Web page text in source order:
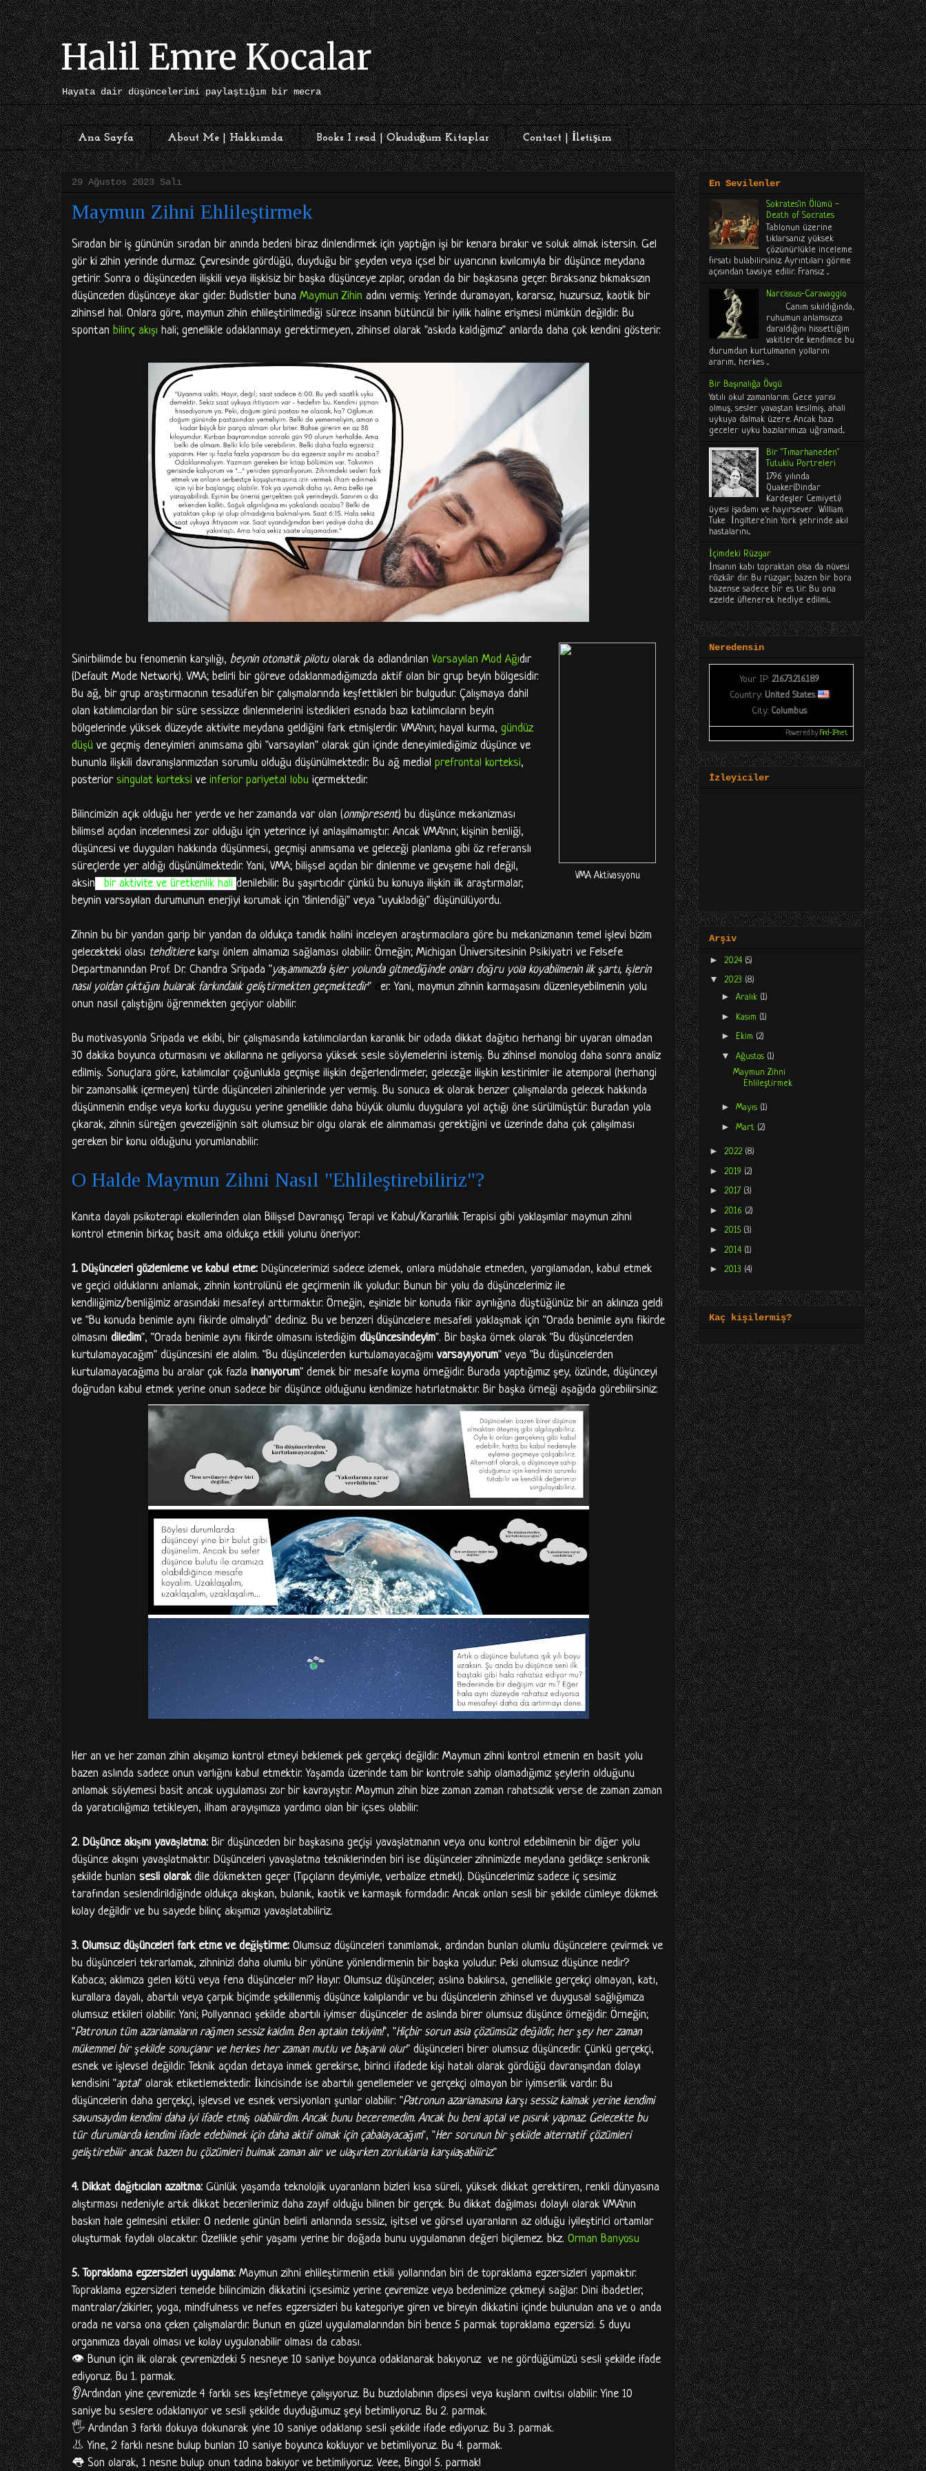
Halil Emre Kocalar
Hayata dair düşüncelerimi paylaştığım bir mecra
Ana Sayfa About Me | Hakkımda Books I read | Okuduğum Kitaplar Contact | İletişim
29 Ağustos 2023 Salı
Maymun Zihni Ehlileştirmek
Sıradan bir iş gününün sıradan bir anında bedeni biraz dinlendirmek için yaptığın işi bir kenara bırakır ve soluk almak istersin. Gel
gör ki zihin yerinde durmaz. Çevresinde gördüğü, duyduğu bir şeyden veya içsel bir uyarıcının kıvılcımıyla bir düşünce meydana
getirir. Sonra o düşünceden ilişkili veya ilişkisiz bir başka düşünceye zıplar, oradan da bir başkasına geçer. Bıraksanız bıkmaksızın
düşünceden düşünceye akar gider. Budistler buna Maymun Zihin adını vermiş: Yerinde duramayan, kararsız, huzursuz, kaotik bir
zihinsel hal. Onlara göre, maymun zihin ehlileştirilmediği sürece insanın bütüncül bir iyilik haline erişmesi mümkün değildir. Bu
spontan bilinç akışı hali; genellikle odaklanmayı gerektirmeyen, zihinsel olarak "askıda kaldığımız" anlarda daha çok kendini gösterir.
VMA Aktivasyonu
Sinirbilimde bu fenomenin karşılığı, beynin otomatik pilotuolarak da adlandırılan Varsayılan Mod Ağıdır
(Default Mode Network). VMA; belirli bir göreve odaklanmadığımızda aktif olan bir grup beyin bölgesidir.
Bu ağ, bir grup araştırmacının tesadüfen bir çalışmalarında keşfettikleri bir bulgudur. Çalışmaya dahil
olan katılımcılardan bir süre sessizce dinlenmelerini istedikleri esnada bazı katılımcıların beyin
bölgelerinde yüksek düzeyde aktivite meydana geldiğini fark etmişlerdir. VMA'nın; hayal kurma, gündüz
düşü ve geçmiş deneyimleri anımsama gibi "varsayılan" olarak gün içinde deneyimlediğimiz düşünce ve
bununla ilişkili davranışlarımızdan sorumlu olduğu düşünülmektedir. Bu ağ medial prefrontal korteksi,
posterior singulat korteksi ve inferior pariyetal lobu içermektedir.
Bilincimizin açık olduğu her yerde ve her zamanda var olan (onmipresent) bu düşünce mekanizması
bilimsel açıdan incelenmesi zor olduğu için yeterince iyi anlaşılmamıştır. Ancak VMA'nın; kişinin benliği,
düşüncesi ve duyguları hakkında düşünmesi, geçmişi anımsama ve geleceği planlama gibi öz referanslı
süreçlerde yer aldığı düşünülmektedir. Yani, VMA; bilişsel açıdan bir dinlenme ve gevşeme hali değil,
aksin
bir aktivite ve üretkenlik hali denilebilir. Bu şaşırtıcıdır çünkü bu konuya ilişkin ilk araştırmalar,
beynin varsayılan durumunun enerjiyi korumak için "dinlendiği" veya "uyukladığı" düşünülüyordu.
Zihnin bu bir yandan garip bir yandan da oldukça tanıdık halini inceleyen araştırmacılara göre bu mekanizmanın temel işlevi bizim
gelecekteki olası tehditlere karşı önlem almamızı sağlaması olabilir. Örneğin; Michigan Üniversitesinin Psikiyatri ve Felsefe
Departmanından Prof. Dr. Chandra Sripada "yaşamımızda işler yolunda gitmediğinde onları doğru yola koyabilmenin ilk şartı, işlerin
nasıl yoldan çıktığını bularak farkındalık geliştirmekten geçmektedir" er. Yani, maymun zihnin karmaşasını düzenleyebilmenin yolu
onun nasıl çalıştığını öğrenmekten geçiyor olabilir.
Bu motivasyonla Sripada ve ekibi, bir çalışmasında katılımcılardan karanlık bir odada dikkat dağıtıcı herhangi bir uyaran olmadan
30 dakika boyunca oturmasını ve akıllarına ne geliyorsa yüksek sesle söylemelerini istemiş. Bu zihinsel monolog daha sonra analiz
edilmiş. Sonuçlara göre, katılımcılar çoğunlukla geçmişe ilişkin değerlendirmeler, geleceğe ilişkin kestirimler ile atemporal (herhangi
bir zamansallık içermeyen) türde düşünceleri zihinlerinde yer vermiş. Bu sonuca ek olarak benzer çalışmalarda gelecek hakkında
düşünmenin endişe veya korku duygusu yerine genellikle daha büyük olumlu duygulara yol açtığı öne sürülmüştür. Buradan yola
çıkarak, zihnin süreğen gevezeliğinin salt olumsuz bir olgu olarak ele alınmaması gerektiğini ve üzerinde daha çok çalışılması
gereken bir konu olduğunu yorumlanabilir.
O Halde Maymun Zihni Nasıl "Ehlileştirebiliriz"?
Kanıta dayalı psikoterapi ekollerinden olan Bilişsel Davranışçı Terapi ve Kabul/Kararlılık Terapisi gibi yaklaşımlar maymun zihni
kontrol etmenin birkaç basit ama oldukça etkili yolunu öneriyor:
1. Düşünceleri gözlemleme ve kabul etme: Düşüncelerimizi sadece izlemek, onlara müdahale etmeden, yargılamadan, kabul etmek
ve geçici olduklarını anlamak, zihnin kontrolünü ele geçirmenin ilk yoludur. Bunun bir yolu da düşüncelerimiz ile
kendiliğimiz/benliğimiz arasındaki mesafeyi arttırmaktır. Örneğin, eşinizle bir konuda fikir ayrılığına düştüğünüz bir an aklınıza geldi
ve "Bu konuda benimle aynı fikirde olmalıydı" dediniz. Bu ve benzeri düşüncelere mesafeli yaklaşmak için "Orada benimle aynı fikirde
olmasını diledim", "Orada benimle aynı fikirde olmasını istediğim düşüncesindeyim". Bir başka örnek olarak "Bu düşüncelerden
kurtulamayacağım" düşüncesini ele alalım. "Bu düşüncelerden kurtulamayacağımı varsayıyorum" veya "Bu düşüncelerden
kurtulamayacağıma bu aralar çok fazla inanıyorum" demek bir mesafe koyma örneğidir. Burada yaptığımız şey, özünde, düşünceyi
doğrudan kabul etmek yerine onun sadece bir düşünce olduğunu kendimize hatırlatmaktır. Bir başka örneği aşağıda görebilirsiniz:
Her an ve her zaman zihin akışımızı kontrol etmeyi beklemek pek gerçekçi değildir. Maymun zihni kontrol etmenin en basit yolu
bazen aslında sadece onun varlığını kabul etmektir. Yaşamda üzerinde tam bir kontrole sahip olamadığımız şeylerin olduğunu
anlamak söylemesi basit ancak uygulaması zor bir kavrayıştır. Maymun zihin bize zaman zaman rahatsızlık verse de zaman zaman
da yaratıcılığımızı tetikleyen, ilham arayışımıza yardımcı olan bir içses olabilir.
2. Düşünce akışını yavaşlatma: Bir düşünceden bir başkasına geçişi yavaşlatmanın veya onu kontrol edebilmenin bir diğer yolu
düşünce akışını yavaşlatmaktır. Düşünceleri yavaşlatma tekniklerinden biri ise düşünceler zihnimizde meydana geldikçe senkronik
şekilde bunları sesli olarak dile dökmekten geçer (Tıpçıların deyimiyle, verbalize etmek!). Düşüncelerimiz sadece iç sesimiz
tarafından seslendirildiğinde oldukça akışkan, bulanık, kaotik ve karmaşık formdadır. Ancak onları sesli bir şekilde cümleye dökmek
kolay değildir ve bu sayede bilinç akışımızı yavaşlatabiliriz.
3. Olumsuz düşünceleri fark etme ve değiştirme: Olumsuz düşünceleri tanımlamak, ardından bunları olumlu düşüncelere çevirmek ve
bu düşünceleri tekrarlamak, zihninizi daha olumlu bir yönüne yönlendirmenin bir başka yoludur. Peki olumsuz düşünce nedir?
Kabaca; aklımıza gelen kötü veya fena düşünceler mi? Hayır. Olumsuz düşünceler, aslına bakılırsa, genellikle gerçekçi olmayan, katı,
kurallara dayalı, abartılı veya çarpık biçimde şekillenmiş düşünce kalıplarıdır ve bu düşüncelerin zihinsel ve duygusal sağlığımıza
olumsuz etkileri olabilir. Yani; Pollyannacı şekilde abartılı iyimser düşünceler de aslında birer olumsuz düşünce örneğidir. Örneğin;
"Patronun tüm azarlamaların rağmen sessiz kaldım. Ben aptalın tekiyim!", "Hiçbir sorun asla çözümsüz değildir, her şey her zaman
mükemmel bir şekilde sonuçlanır ve herkes her zaman mutlu ve başarılı olur" düşünceleri birer olumsuz düşüncedir. Çünkü gerçekçi,
esnek ve işlevsel değildir. Teknik açıdan detaya inmek gerekirse, birinci ifadede kişi hatalı olarak gördüğü davranışından dolayı
kendisini "aptal" olarak etiketlemektedir. İkincisinde ise abartılı genellemeler ve gerçekçi olmayan bir iyimserlik vardır. Bu
düşüncelerin daha gerçekçi, işlevsel ve esnek versiyonları şunlar olabilir: "Patronun azarlamasına karşı sessiz kalmak yerine kendimi
savunsaydım kendimi daha iyi ifade etmiş olabilirdim. Ancak bunu beceremedim. Ancak bu beni aptal ve pısırık yapmaz. Gelecekte bu
tür durumlarda kendimi ifade edebilmek için daha aktif olmak için çabalayacağım", "Her sorunun bir şekilde alternatif çözümleri
geliştirebilir ancak bazen bu çözümleri bulmak zaman alır ve ulaşırken zorluklarla karşılaşabiliriz."
4. Dikkat dağıtıcıları azaltma: Günlük yaşamda teknolojik uyaranların bizleri kısa süreli, yüksek dikkat gerektiren, renkli dünyasına
alıştırması nedeniyle artık dikkat becerilerimiz daha zayıf olduğu bilinen bir gerçek. Bu dikkat dağılması dolaylı olarak VMA'nın
baskın hale gelmesini etkiler. O nedenle günün belirli anlarında sessiz, işitsel ve görsel uyaranların az olduğu iyileştirici ortamlar
oluşturmak faydalı olacaktır. Özellikle şehir yaşamı yerine bir doğada bunu uygulamanın değeri biçilemez. bkz. Orman Banyosu
5. Topraklama egzersizleri uygulama: Maymun zihni ehlileştirmenin etkili yollarından biri de topraklama egzersizleri yapmaktır.
Topraklama egzersizleri temelde bilincimizin dikkatini içsesimiz yerine çevremize veya bedenimize çekmeyi sağlar. Dini ibadetler,
mantralar/zikirler, yoga, mindfulness ve nefes egzersizleri bu kategoriye giren ve bireyin dikkatini içinde bulunulan ana ve o anda
orada ne varsa ona çeken çalışmalardır. Bunun en güzel uygulamalarından biri bence 5 parmak topraklama egzersizi. 5 duyu
organımıza dayalı olması ve kolay uygulanabilir olması da cabası.
👁️ Bunun için ilk olarak çevremizdeki 5 nesneye 10 saniye boyunca odaklanarak bakıyoruz ve ne gördüğümüzü sesli şekilde ifade
ediyoruz. Bu 1. parmak.
👂Ardından yine çevremizde 4 farklı ses keşfetmeye çalışıyoruz. Bu buzdolabının dipsesi veya kuşların cıvıltısı olabilir. Yine 10
saniye bu seslere odaklanıyor ve sesli şekilde duyduğumuz şeyi betimliyoruz. Bu 2. parmak.
🖐 Ardından 3 farklı dokuya dokunarak yine 10 saniye odaklanıp sesli şekilde ifade ediyoruz. Bu 3. parmak.
👃 Yine, 2 farklı nesne bulup bunları 10 saniye boyunca kokluyor ve betimliyoruz. Bu 4. parmak.
👅 Son olarak, 1 nesne bulup onun tadına bakıyor ve betimliyoruz. Veee, Bingo! 5. parmak!
En Sevilenler
Sokrates'in Ölümü -
Death of Socrates
Tablonun üzerine
tıklarsanız yüksek
çözünürlükle inceleme
fırsatı bulabilirsiniz. Ayrıntıları görme
açısından tavsiye edilir. Fransız ...
Narcissus-Caravaggio
Canım sıkıldığında,
ruhumun anlamsızca
daraldığını hissettiğim
vakitlerde kendimce bu
durumdan kurtulmanın yollarını
ararım, herkes ...
Bir Başınalığa Övgü
Yatılı okul zamanlarım. Gece yarısı
olmuş, sesler yavaştan kesilmiş, ahali
uykuya dalmak üzere. Ancak bazı
geceler uyku bazılarımıza uğramad...
Bir "Tımarhaneden"
Tutuklu Portreleri
1796 yılında
Quaker(Dindar
Kardeşler Cemiyeti)
üyesi işadamı ve hayırsever William
Tuke İngiltere'nin York şehrinde akıl
hastalarını...
İçimdeki Rüzgar
İnsanın kabı topraktan olsa da nüvesi
rōzkār dır. Bu rüzgar; bazen bir bora
bazense sadece bir es tir. Bu ona
ezelde üflenerek hediye edilmi...
Neredensin
Your IP: 216.73.216.189
Country: United States
City: Columbus
Powered byFind-IP.net
İzleyiciler
Arşiv
► 2024 (5)
▼ 2023 (8)
► Aralık (1)
► Kasım (1)
► Ekim (2)
▼ Ağustos (1)
Maymun Zihni
Ehlileştirmek
► Mayıs (1)
► Mart (2)
► 2022 (8)
► 2019 (2)
► 2017 (3)
► 2016 (2)
► 2015 (3)
► 2014 (1)
► 2013 (4)
Kaç kişilermiş?